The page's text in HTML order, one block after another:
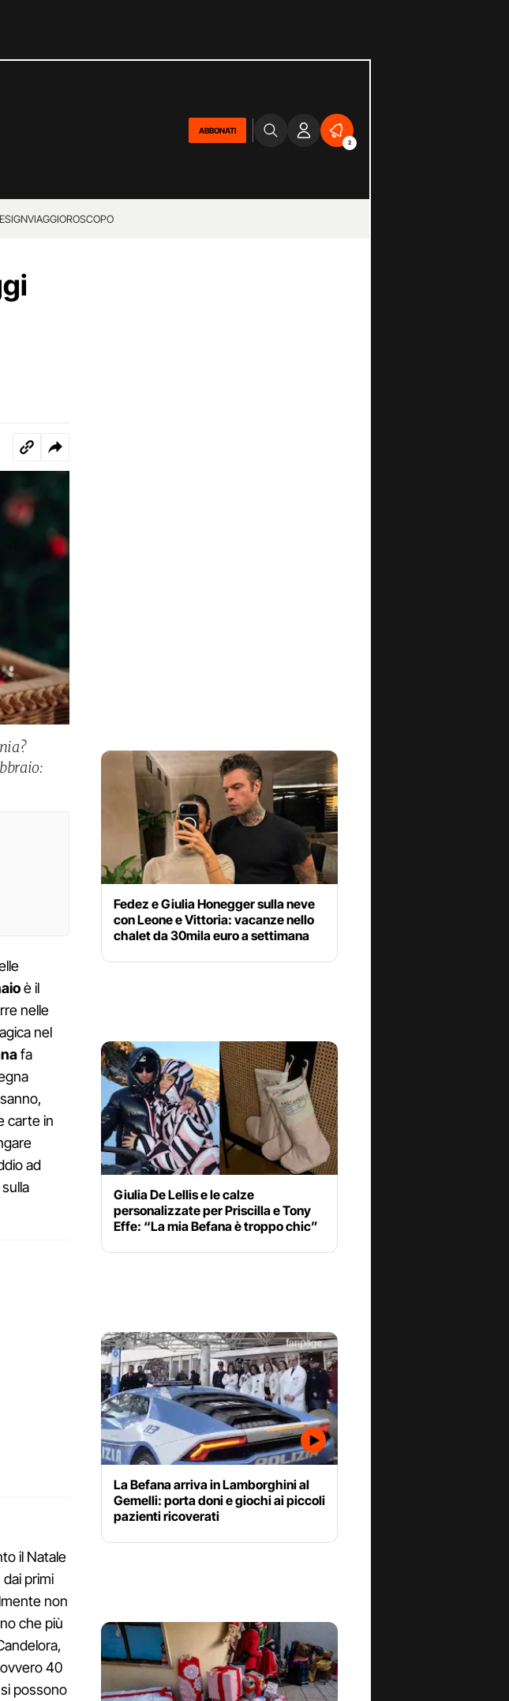
ABBONATI
2
VIAGGIOROSCOPO
è il
nelle
nel
fa
carte in
ad
il Natale
primi
non
che più
40
possono
Fedez e Giulia Honegger sulla neve
con Leone e Vittoria: vacanze nello
chalet da 30mila euro a settimana
Giulia De Lellis e le calze
personalizzate per Priscilla e Tony
Effe: “La mia Befana è troppo chic”
La Befana arriva in Lamborghini al
Gemelli: porta doni e giochi ai piccoli
pazienti ricoverati